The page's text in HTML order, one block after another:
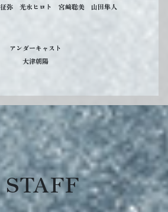
弥 光永ヒロト 宮﨑聡美 山田隼人
アンダーキャスト
大津朝陽
STAFF